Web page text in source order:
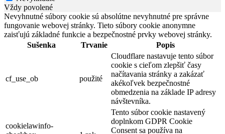
Vždy povolené
Nevyhnutné súbory cookie sú absolútne nevyhnutné pre správne
fungovanie webovej stránky. Tieto súbory cookie anonymne
zaisťujú základné funkcie a bezpečnostné prvky webovej stránky.
Sušenka
Trvanie Popis
cf_use_ob použité
Cloudflare nastavuje tento súbor
cookie s cieľom zlepšiť časy
načítavania stránky a zakázať
akékoľvek bezpečnostné
obmedzenia na základe IP adresy
návštevníka.
cookielawinfo-
Tento súbor cookie nastavený
doplnkom GDPR Cookie
Consent sa používa na